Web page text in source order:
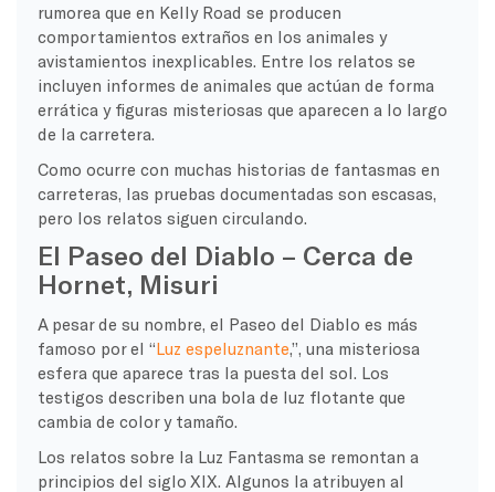
rumorea que en Kelly Road se producen
comportamientos extraños en los animales y
avistamientos inexplicables. Entre los relatos se
incluyen informes de animales que actúan de forma
errática y figuras misteriosas que aparecen a lo largo
de la carretera.
Como ocurre con muchas historias de fantasmas en
carreteras, las pruebas documentadas son escasas,
pero los relatos siguen circulando.
El Paseo del Diablo – Cerca de
Hornet, Misuri
A pesar de su nombre, el Paseo del Diablo es más
famoso por el “Luz espeluznante,”, una misteriosa
esfera que aparece tras la puesta del sol. Los
testigos describen una bola de luz flotante que
cambia de color y tamaño.
Los relatos sobre la Luz Fantasma se remontan a
principios del siglo XIX. Algunos la atribuyen al